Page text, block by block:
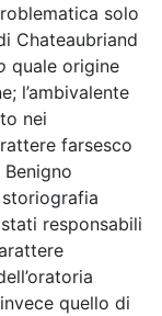
solo
Chateaubriand
quale origine
l’ambivalente
nei
farsesco
Benigno
responsabili
quello di